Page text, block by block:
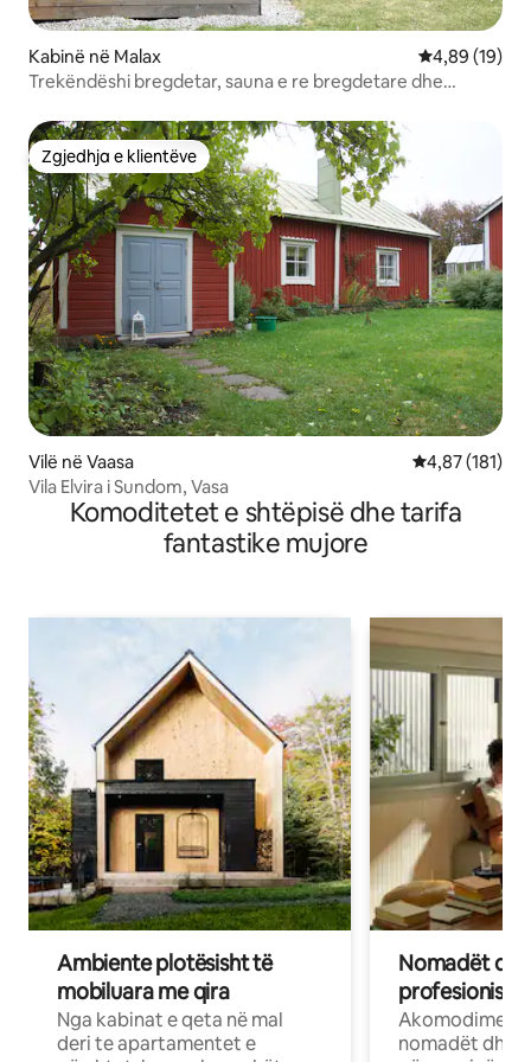
Kabinë në Malax Vlerësimi
4,89 (19)
Trekëndëshi bregdetar, sauna e re bregdetare dhe
Zgjedhja e klientëve
Zgjedhja e klientëve
Vilë në Vaasa Vlerësimi
4,87 (181)
Vila Elvira i Sundom, Vasa
Komoditetet e shtëpisë dhe tarifa
fantastike mujore
Ambiente plotësisht të
mobiluara me qira
Nga kabinat e qeta në mal
deri te apartamentet e
Nomadët
Akomodime
nomadët dhe